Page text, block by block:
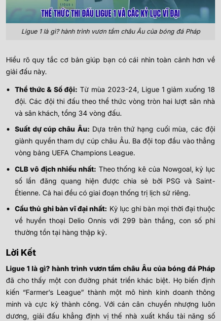
Ligue 1 là gì? hành trình vươn tầm châu Âu của bóng đá Pháp
Hiểu rõ quy tắc cơ bản giúp bạn có cái nhìn toàn cảnh hơn về
giải đấu này.
Thể thức & Số đội: Từ mùa 2023-24, Ligue 1 giảm xuống 18
đội. Các đội thi đấu theo thể thức vòng tròn hai lượt sân nhà
và sân khách, tổng 34 vòng đấu.
Suất dự cúp châu Âu: Dựa trên thứ hạng cuối mùa, các đội
giành quyền tham dự cúp châu Âu. Ba đội top đầu vào thẳng
vòng bảng UEFA Champions League.
CLB vô địch nhiều nhất: Theo thống kê của Nowgoal, kỷ lục
số lần đăng quang hiện được chia sẻ bởi PSG và Saint-
Étienne. Cả hai đều có giai đoạn thống trị lịch sử riêng.
Cầu thủ ghi bàn vĩ đại nhất: Kỷ lục ghi bàn mọi thời đại thuộc
về huyền thoại Delio Onnis với 299 bàn thắng, con số phi
thường tồn tại hàng thập kỷ.
Lời Kết
Ligue 1 là gì? hành trình vươn tầm châu Âu của bóng đá Pháp
đã cho thấy một con đường phát triển khác biệt. Họ biến định
kiến “Farmer’s League” thành một mô hình kinh doanh thông
minh và cực kỳ thành công. Với cán cân chuyển nhượng luôn
dương, giải đấu khẳng định vị thế nhà xuất khẩu tài năng số